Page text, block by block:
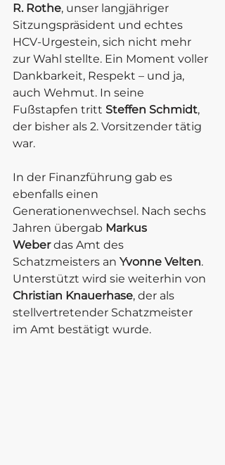
R. Rothe, unser langjähriger
Sitzungspräsident und echtes
HCV-Urgestein, sich nicht mehr
zur Wahl stellte. Ein Moment voller
Dankbarkeit, Respekt – und ja,
auch Wehmut. In seine
Fußstapfen tritt Steffen Schmidt,
der bisher als 2. Vorsitzender tätig
war.
In der Finanzführung gab es
ebenfalls einen
Generationenwechsel. Nach sechs
Jahren übergab Markus
Weber das Amt des
Schatzmeisters an Yvonne Velten.
Unterstützt wird sie weiterhin von
Christian Knauerhase, der als
stellvertretender Schatzmeister
im Amt bestätigt wurde.